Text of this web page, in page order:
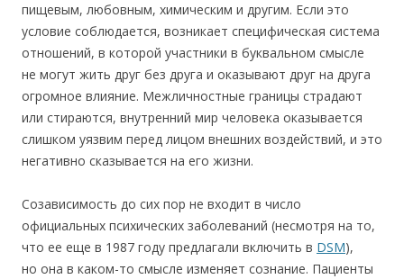
пищевым, любовным, химическим и другим. Если это
условие соблюдается, возникает специфическая система
отношений, в которой участники в буквальном смысле
не могут жить друг без друга и оказывают друг на друга
огромное влияние. Межличностные границы страдают
или стираются, внутренний мир человека оказывается
слишком уязвим перед лицом внешних воздействий, и это
негативно сказывается на его жизни.
Созависимость до сих пор не входит в число
официальных психических заболеваний (несмотря на то,
что ее еще в 1987 году предлагали включить в DSM),
но она в каком-то смысле изменяет сознание. Пациенты